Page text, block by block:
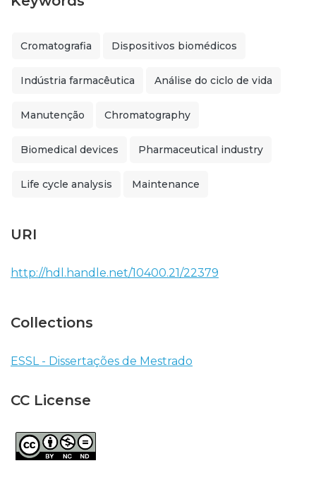
Cromatografia Dispositivos biomédicos
Indústria farmacêutica Análise do ciclo de vida
Manutenção Chromatography
Biomedical devices Pharmaceutical industry
Life cycle analysis Maintenance
URI
http://hdl.handle.net/10400.21/22379
Collections
ESSL - Dissertações de Mestrado
CC License